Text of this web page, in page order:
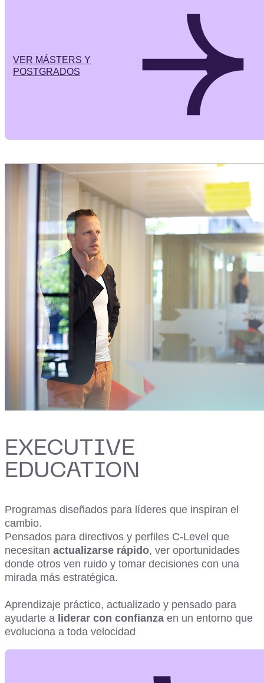
VER MÁSTERS Y
POSTGRADOS
EXECUTIVE
EDUCATION
Programas diseñados para líderes que inspiran el
cambio.
Pensados para directivos y perfiles C-Level que
necesitan actualizarse rápido, ver oportunidades
donde otros ven ruido y tomar decisiones con una
mirada más estratégica.
Aprendizaje práctico, actualizado y pensado para
ayudarte a liderar con confianza en un entorno que
evoluciona a toda velocidad